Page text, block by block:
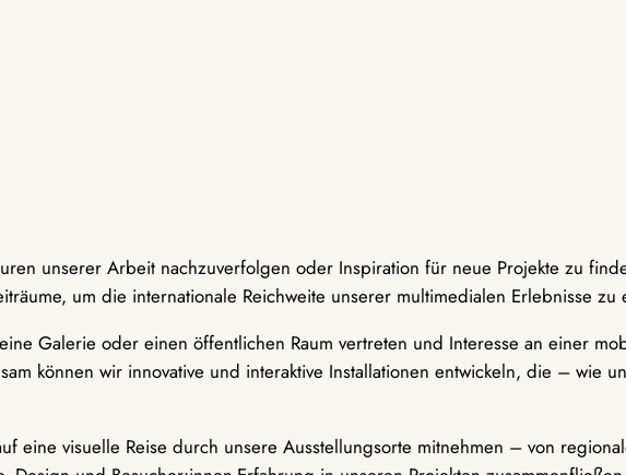
unserer Arbeit nachzuverfolgen oder Inspiration für neue Projekte zu
um die internationale Reichweite unserer multimedialen Erlebnisse zu
Galerie oder einen öffentlichen Raum vertreten und Interesse an einer
können wir innovative und interaktive Installationen entwickeln, die –
eine visuelle Reise durch unsere Ausstellungsorte mitnehmen – von